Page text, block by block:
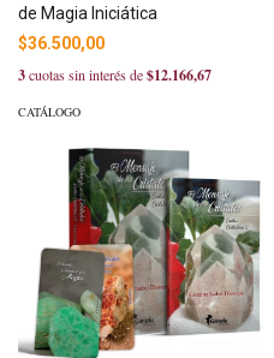
de Magia Iniciática
$36.500,00
3cuotas sin interés de$12.166,67
CATÁLOGO